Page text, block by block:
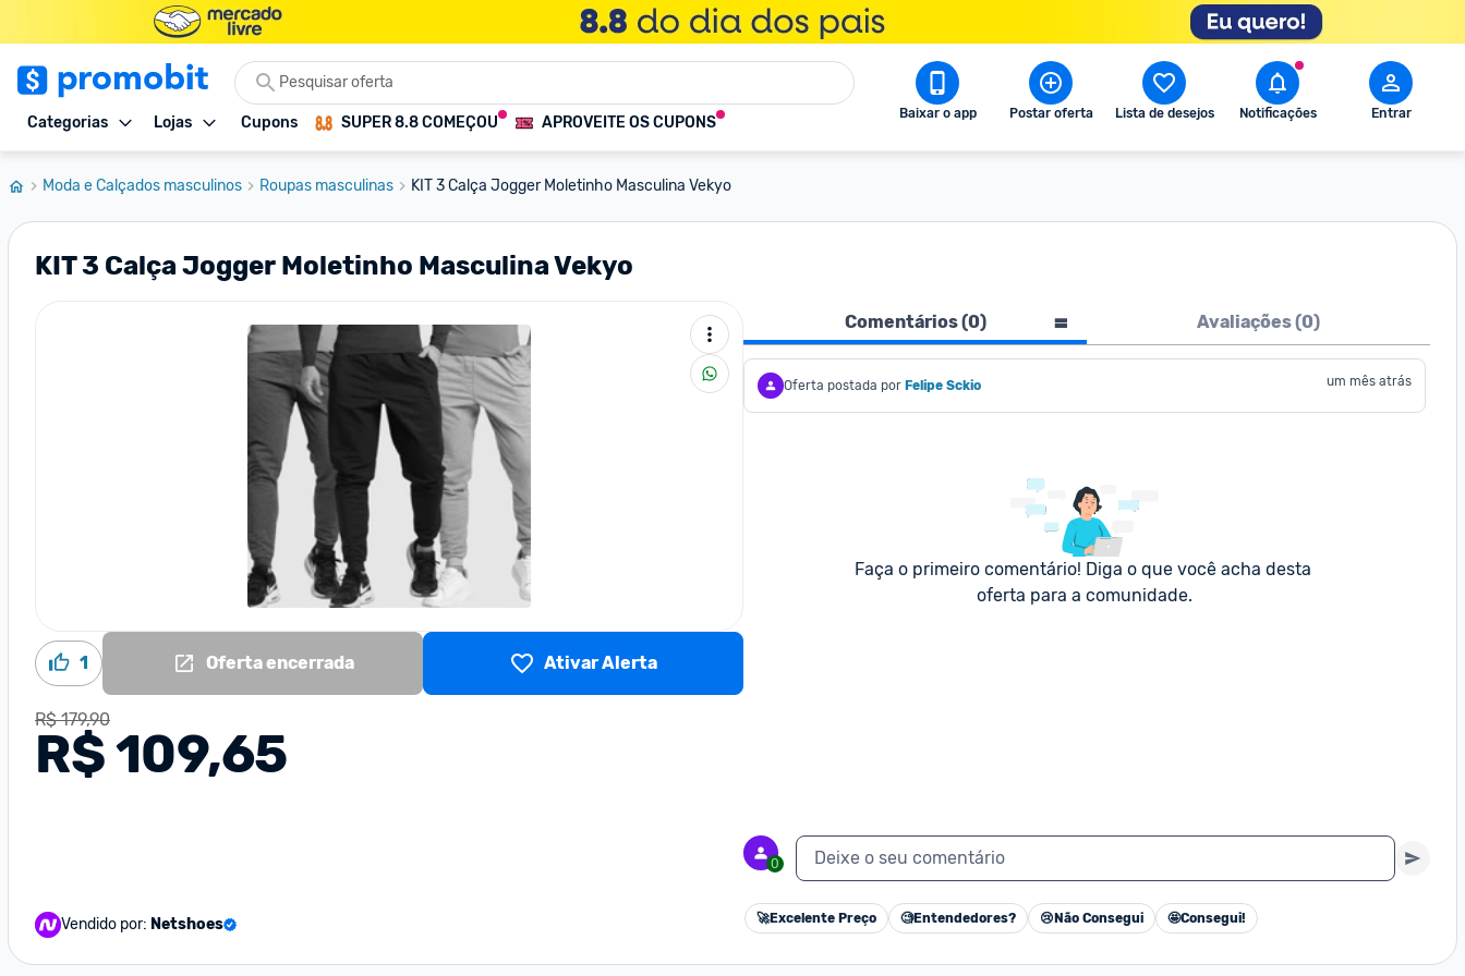
Categorias Lojas Cupons SUPER 8.8 COMEÇOU APROVEITE OS CUPONS Baixar o app Postar oferta Lista de desejos Notificações Entrar
Moda e Calçados masculinos Roupas masculinas KIT 3 Calça Jogger Moletinho Masculina Vekyo
KIT 3 Calça Jogger Moletinho Masculina Vekyo
1 Oferta encerrada Ativar Alerta
R$ 179,90
R$ 109,65
Vendido por: Netshoes
Comentários (0) Avaliações (0)
Oferta postada por Felipe Sckio um mês atrás
Faça o primeiro comentário! Diga o que você acha desta
oferta para a comunidade.
0 Deixe o seu comentário
🚀Excelente Preço 🧐Entendedores? 😢 Não Consegui 🤩Consegui!